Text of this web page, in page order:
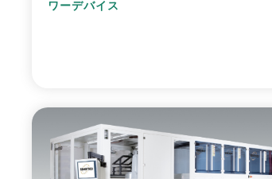
ワーデバイス